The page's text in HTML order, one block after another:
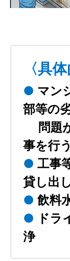
〈具
● マン
部等の
問題
事を行う
● 工事
貸し出
● 飲料
● ドラ